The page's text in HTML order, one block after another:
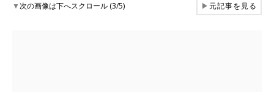
▼次の画像は下へスクロール (3/5) ▶元記事を見る